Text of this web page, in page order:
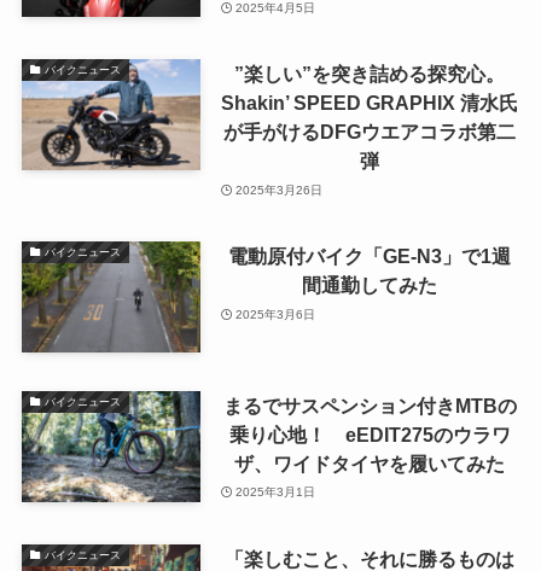
2025年4月5日
バイクニュース
”楽しい”を突き詰める探究心。
Shakin’ SPEED GRAPHIX 清水氏
が手がけるDFGウエアコラボ第二
弾
2025年3月26日
バイクニュース
電動原付バイク「GE-N3」で1週
間通勤してみた
2025年3月6日
バイクニュース
まるでサスペンション付きMTBの
乗り心地！ eEDIT275のウラワ
ザ、ワイドタイヤを履いてみた
2025年3月1日
バイクニュース
「楽しむこと、それに勝るものは